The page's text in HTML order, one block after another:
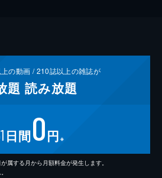
の動画 /210誌以上の雑誌が
題 読み放題
日間0円 ※
属する月から月額料金が発生します。